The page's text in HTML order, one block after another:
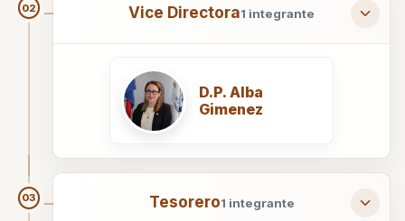
Revista Jurídica N° 4 - Año 2021
4 de diciembre de 2025 Ver PDF →
Anuario Jurídico de la Asociación de
30 de septiembre de 2025
02 Vice Directora1 integrante
D.P. Alba
Gimenez
03 Tesorero1 integrante